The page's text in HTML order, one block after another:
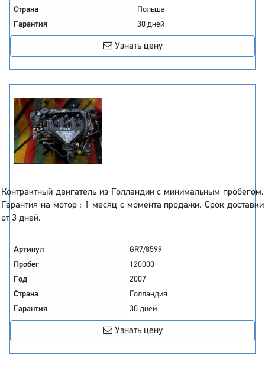
Страна
Польша
Гарантия
30 дней
Узнать цену
Контрактный двигатель из Голландии с минимальным пробегом.
Гарантия на мотор : 1 месяц с момента продажи. Срок доставки
от 3 дней.
Артикул
GR7/8599
Пробег
120000
Год
2007
Страна
Голландия
Гарантия
30 дней
Узнать цену